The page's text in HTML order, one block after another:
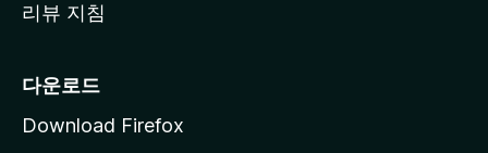
리뷰 지침
다운로드
Download Firefox